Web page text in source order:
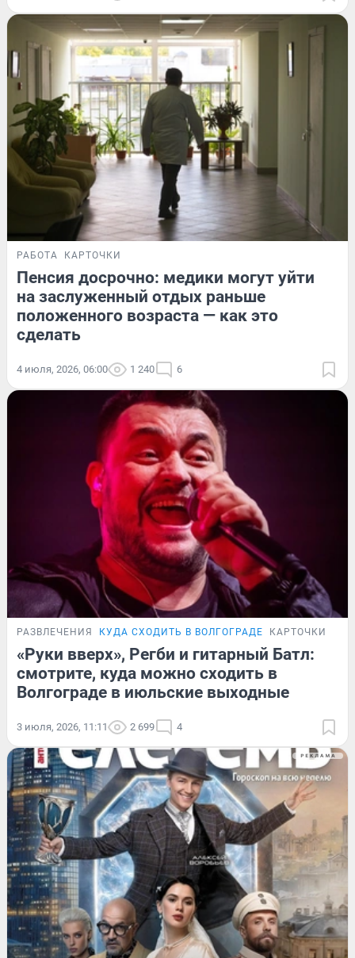
РАБОТА КАРТОЧКИ
Пенсия досрочно: медики могут уйти
на заслуженный отдых раньше
положенного возраста — как это
сделать
4 июля, 2026, 06:00 1 240 6
РАЗВЛЕЧЕНИЯ КУДА СХОДИТЬ В ВОЛГОГРАДЕ КАРТОЧКИ
«Руки вверх», Регби и гитарный Батл:
смотрите, куда можно сходить в
Волгограде в июльские выходные
3 июля, 2026, 11:11 2 699 4